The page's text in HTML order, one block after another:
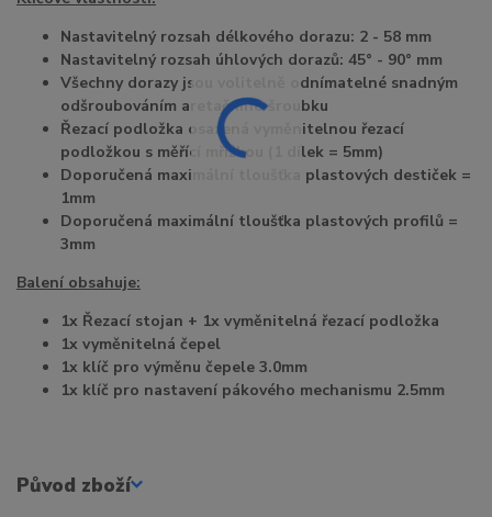
Nastavitelný rozsah délkového dorazu: 2 - 58 mm
Nastavitelný rozsah úhlových dorazů: 45° - 90° mm
Všechny dorazy jsou volitelně odnímatelné snadným
odšroubováním aretačního šroubku
Řezací podložka osazená vyměnitelnou řezací
podložkou s měřící mřížkou (1 dílek = 5mm)
Doporučená maximální tloušťka plastových destiček =
1mm
Doporučená maximální tloušťka plastových profilů =
3mm
Balení obsahuje:
1x Řezací stojan + 1x vyměnitelná řezací podložka
1x vyměnitelná čepel
1x klíč pro výměnu čepele 3.0mm
1x klíč pro nastavení pákového mechanismu 2.5mm
Původ zboží